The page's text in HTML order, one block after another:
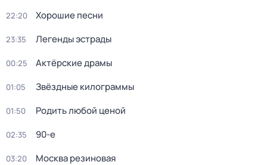
22:20 Хорошие песни
23:35 Легенды эстрады
00:25 Актёрские драмы
01:05 Звёздные килограммы
01:50 Родить любой ценой
02:35 90-е
03:20 Москва резиновая